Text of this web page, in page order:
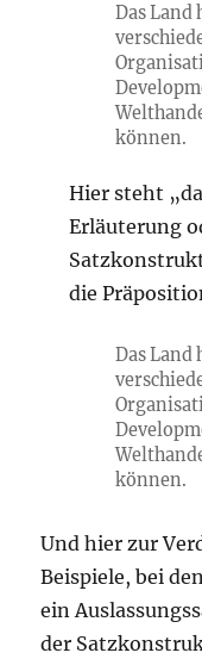
Das Land
können.
Hier steht
Erläuterung
die
Das Land
können.
Und hier zur
Beispiele, bei
ein
der